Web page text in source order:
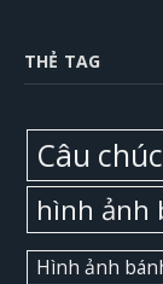
THẺ TAG
Câu
hình ảnh
Hình ảnh